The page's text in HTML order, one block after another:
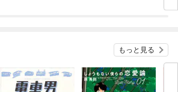
もっと見る